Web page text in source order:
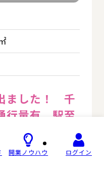
ました！ 千
行量有 駅至
開業ノウハウ ログイン